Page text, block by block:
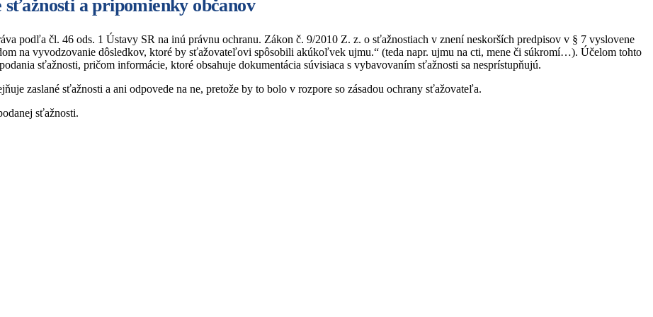
sťažnosti a pripomienky občanov
podľa čl. 46 ods. 1 Ústavy SR na inú právnu ochranu. Zákon č. 9/2010 Z. z. o sťažnostiach v znení neskorších predpisov v § 7 vyslovene
na vyvodzovanie dôsledkov, ktoré by sťažovateľovi spôsobili akúkoľvek ujmu.“ (teda napr. ujmu na cti, mene či súkromí…). Účelom tohto
sťažnosti, pričom informácie, ktoré obsahuje dokumentácia súvisiaca s vybavovaním sťažnosti sa nesprístupňujú.
zaslané sťažnosti a ani odpovede na ne, pretože by to bolo v rozpore so zásadou ochrany sťažovateľa.
sťažnosti.